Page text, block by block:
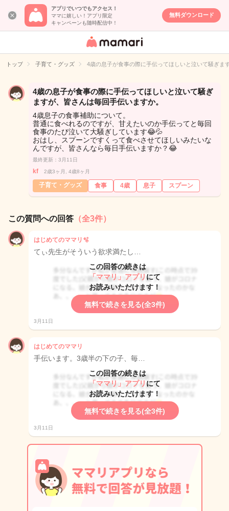
アプリでいつでもアクセス！
ママに嬉しい！アプリ限定
キャンペーンも随時配信中！
無料ダウンロード
女性専用匿名QA
イト
トップ 子育て・グッズ 4歳の息子が食事の際に手伝ってほしいと泣いて騒ぎま
4歳の息子が食事の際に手伝ってほしいと泣いて騒ぎ
ますが、皆さんは毎回手伝いますか。
4歳息子の食事補助について。
普通に食べれるのですが、甘えたいのか手伝ってと毎回
食事のたび泣いて大騒ぎしています😂💦
おはし、スプーンですくって食べさせてほしいみたいな
んですが、皆さんなら毎日手伝いますか？😂
最終更新：3月11日
kf 2歳3ヶ月, 4歳8ヶ月
子育て・グッズ 食事 4歳 息子 スプーン
この質問への回答 （全3件）
はじめてのママリ🫧
てぃ先生がそういう欲求満たし…
この回答の続きは
「ママリ」アプリ にて
お読みいただけます！
無料で続きを見る(全3件)
3月11日
はじめてのママリ
手伝います。3歳半の下の子、毎…
この回答の続きは
「ママリ」アプリ にて
お読みいただけます！
無料で続きを見る(全3件)
3月11日